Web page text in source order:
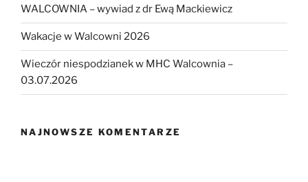
WALCOWNIA – wywiad z dr Ewą Mackiewicz
Wakacje w Walcowni 2026
Wieczór niespodzianek w MHC Walcownia –
03.07.2026
NAJNOWSZE KOMENTARZE